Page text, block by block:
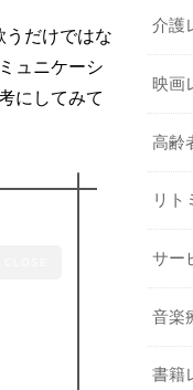
うだけではな
ュニケーシ
にしてみて
介護
映画
高齢
リト
サー
音楽
書籍